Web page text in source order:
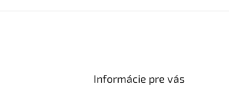
Informácie pre vás